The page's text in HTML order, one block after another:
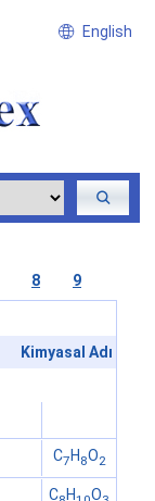
English
8 9
Kimyasal Adı
C7 H 8O2
C H O